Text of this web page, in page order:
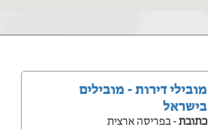
מובילי דירות - מובילים
בישראל
כתובת- בפריסה ארצית